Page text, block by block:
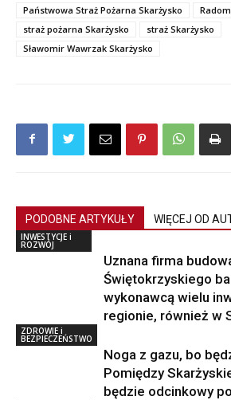
Państwowa Straż Pożarna Skarżysko
Radom
straż pożarna Skarżysko
straż Skarżysko
Sławomir Wawrzak Skarżysko
PODOBNE ARTYKUŁY WIĘCEJ OD
INWESTYCJE i
ROZWÓJ
Uznana firma
Świętokrzyskiego
wykonawcą wielu
regionie, również w
ZDROWIE i
BEZPIECZEŃSTWO
Noga z gazu, bo
Pomiędzy
będzie odcinkowy